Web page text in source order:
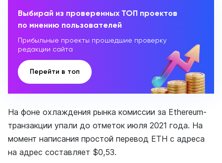
Выбирай из проверенных ТОП проектов
по мнению пользователей
Прибыльные проекты прошедшие проверку
редакции сайта
Перейти в топ
На фоне охлаждения рынка комиссии за Ethereum-
транзакции упали до отметок июля 2021 года. На
момент написания простой перевод ETH с адреса
на адрес составляет $0,53.